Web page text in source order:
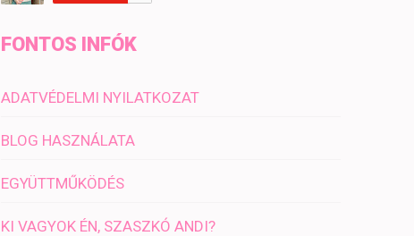
FONTOS INFÓK
ADATVÉDELMI NYILATKOZAT
BLOG HASZNÁLATA
EGYÜTTMŰKÖDÉS
KI VAGYOK ÉN, SZASZKÓ ANDI?